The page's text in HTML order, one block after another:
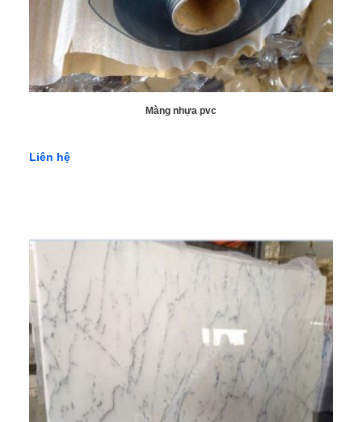
Màng nhựa pvc
Liên hệ